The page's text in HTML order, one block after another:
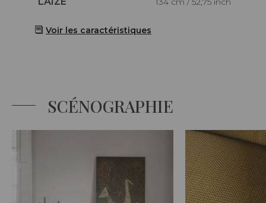
Voir les caractéristiques
SCÉNOGRAPHIE